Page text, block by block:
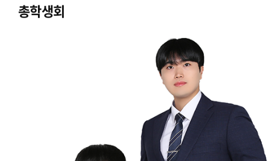
국제학생회
세계민속문화축전준비위원회
총학생회